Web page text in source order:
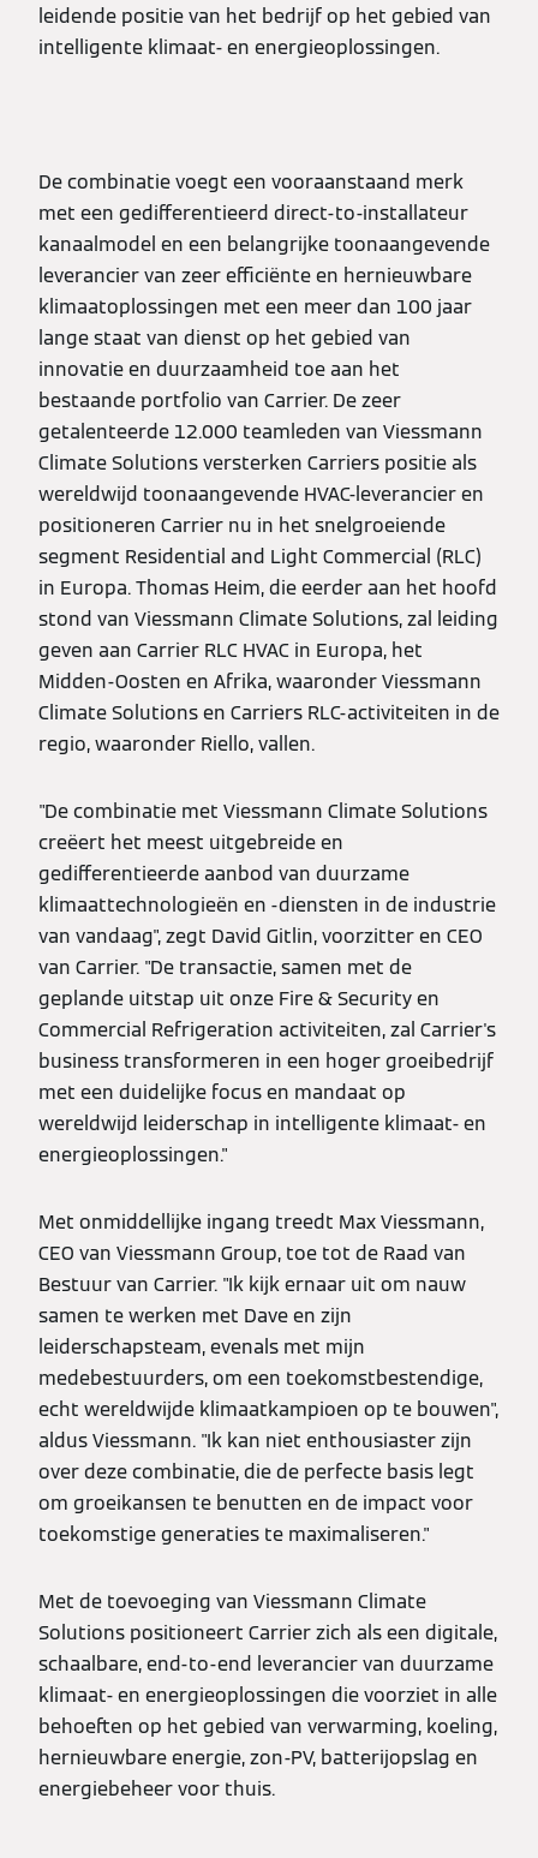
leidende positie van het bedrijf op het gebied van
intelligente klimaat- en energieoplossingen.
De combinatie voegt een vooraanstaand merk
met een gedifferentieerd direct-to-installateur
kanaalmodel en een belangrijke toonaangevende
leverancier van zeer efficiënte en hernieuwbare
klimaatoplossingen met een meer dan 100 jaar
lange staat van dienst op het gebied van
innovatie en duurzaamheid toe aan het
bestaande portfolio van Carrier. De zeer
getalenteerde 12.000 teamleden van Viessmann
Climate Solutions versterken Carriers positie als
wereldwijd toonaangevende HVAC-leverancier en
positioneren Carrier nu in het snelgroeiende
segment Residential and Light Commercial (RLC)
in Europa. Thomas Heim, die eerder aan het hoofd
stond van Viessmann Climate Solutions, zal leiding
geven aan Carrier RLC HVAC in Europa, het
Midden-Oosten en Afrika, waaronder Viessmann
Climate Solutions en Carriers RLC-activiteiten in de
regio, waaronder Riello, vallen.
"De combinatie met Viessmann Climate Solutions
creëert het meest uitgebreide en
gedifferentieerde aanbod van duurzame
klimaattechnologieën en -diensten in de industrie
van vandaag", zegt David Gitlin, voorzitter en CEO
van Carrier. "De transactie, samen met de
geplande uitstap uit onze Fire & Security en
Commercial Refrigeration activiteiten, zal Carrier's
business transformeren in een hoger groeibedrijf
met een duidelijke focus en mandaat op
wereldwijd leiderschap in intelligente klimaat- en
energieoplossingen."
Met onmiddellijke ingang treedt Max Viessmann,
CEO van Viessmann Group, toe tot de Raad van
Bestuur van Carrier. "Ik kijk ernaar uit om nauw
samen te werken met Dave en zijn
leiderschapsteam, evenals met mijn
medebestuurders, om een toekomstbestendige,
echt wereldwijde klimaatkampioen op te bouwen",
aldus Viessmann. "Ik kan niet enthousiaster zijn
over deze combinatie, die de perfecte basis legt
om groeikansen te benutten en de impact voor
toekomstige generaties te maximaliseren."
Met de toevoeging van Viessmann Climate
Solutions positioneert Carrier zich als een digitale,
schaalbare, end-to-end leverancier van duurzame
klimaat- en energieoplossingen die voorziet in alle
behoeften op het gebied van verwarming, koeling,
hernieuwbare energie, zon-PV, batterijopslag en
energiebeheer voor thuis.